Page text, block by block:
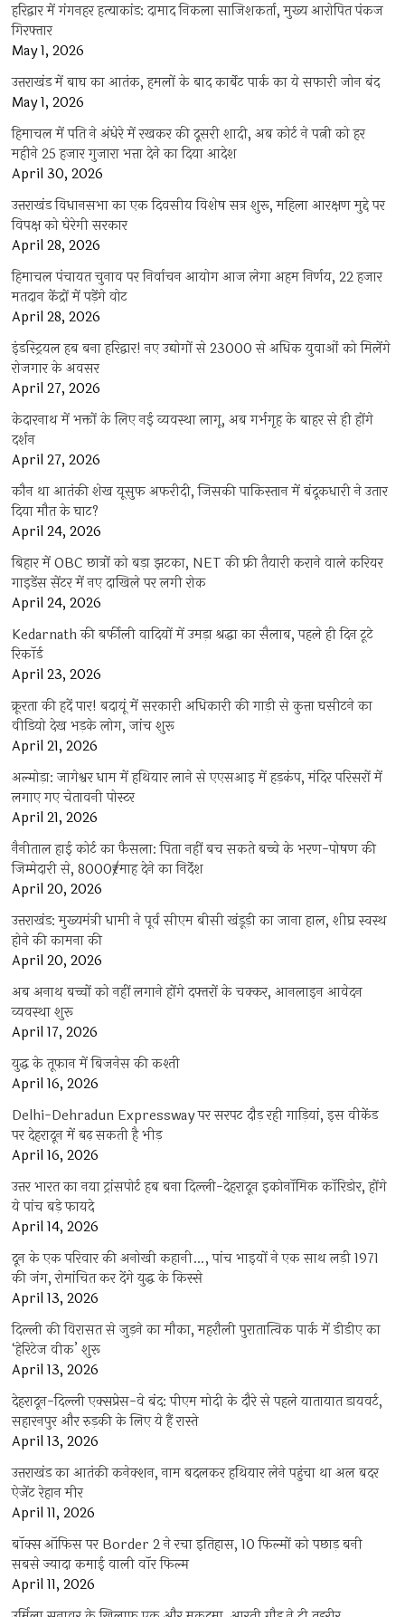
हरिद्वार में गंगनहर हत्याकांड: दामाद निकला साजिशकर्ता, मुख्य आरोपित पंकज
गिरफ्तार
May 1, 2026
उत्तराखंड में बाघ का आतंक, हमलों के बाद कार्बेट पार्क का ये सफारी जोन बंद
May 1, 2026
हिमाचल में पति ने अंधेरे में रखकर की दूसरी शादी, अब कोर्ट ने पत्नी को हर
महीने 25 हजार गुजारा भत्ता देने का दिया आदेश
April 30, 2026
उत्तराखंड विधानसभा का एक दिवसीय विशेष सत्र शुरू, महिला आरक्षण मुद्दे पर
विपक्ष को घेरेगी सरकार
April 28, 2026
हिमाचल पंचायत चुनाव पर निर्वाचन आयोग आज लेगा अहम निर्णय, 22 हजार
मतदान केंद्रों में पड़ेंगे वोट
April 28, 2026
इंडस्ट्रियल हब बना हरिद्वार! नए उद्योगों से 23000 से अधिक युवाओं को मिलेंगे
रोजगार के अवसर
April 27, 2026
केदारनाथ में भक्तों के लिए नई व्यवस्था लागू, अब गर्भगृह के बाहर से ही होंगे
दर्शन
April 27, 2026
कौन था आतंकी शेख यूसुफ अफरीदी, जिसकी पाकिस्तान में बंदूकधारी ने उतार
दिया मौत के घाट?
April 24, 2026
बिहार में OBC छात्रों को बड़ा झटका, NET की फ्री तैयारी कराने वाले करियर
गाइडेंस सेंटर में नए दाखिले पर लगी रोक
April 24, 2026
Kedarnath की बर्फीली वादियों में उमड़ा श्रद्धा का सैलाब, पहले ही दिन टूटे
रिकॉर्ड
April 23, 2026
क्रूरता की हदें पार! बदायूं में सरकारी अधिकारी की गाड़ी से कुत्ता घसीटने का
वीडियो देख भड़के लोग, जांच शुरू
April 21, 2026
अल्मोड़ा: जागेश्वर धाम में हथियार लाने से एएसआइ में हड़कंप, मंदिर परिसरों में
लगाए गए चेतावनी पोस्टर
April 21, 2026
नैनीताल हाई कोर्ट का फैसला: पिता नहीं बच सकते बच्चे के भरण-पोषण की
जिम्मेदारी से, 8000₹/माह देने का निर्देश
April 20, 2026
उत्तराखंड: मुख्यमंत्री धामी ने पूर्व सीएम बीसी खंडूड़ी का जाना हाल, शीघ्र स्वस्थ
होने की कामना की
April 20, 2026
अब अनाथ बच्चों को नहीं लगाने होंगे दफ्तरों के चक्कर, आनलाइन आवेदन
व्यवस्था शुरू
April 17, 2026
युद्ध के तूफान में बिजनेस की कश्ती
April 16, 2026
Delhi-Dehradun Expressway पर सरपट दौड़ रही गाड़ियां, इस वीकेंड
पर देहरादून में बढ़ सकती है भीड़
April 16, 2026
उत्तर भारत का नया ट्रांसपोर्ट हब बना दिल्ली-देहरादून इकोनॉमिक कॉरिडोर, होंगे
ये पांच बड़े फायदे
April 14, 2026
दून के एक परिवार की अनोखी कहानी…, पांच भाइयों ने एक साथ लड़ी 1971
की जंग, रोमांचित कर देंगे युद्ध के किस्से
April 13, 2026
दिल्ली की विरासत से जुड़ने का मौका, महरौली पुरातात्विक पार्क में डीडीए का
‘हेरिटेज वीक’ शुरू
April 13, 2026
देहरादून-दिल्ली एक्सप्रेस-वे बंद: पीएम मोदी के दौरे से पहले यातायात डायवर्ट,
सहारनपुर और रुड़की के लिए ये हैं रास्ते
April 13, 2026
उत्तराखंड का आतंकी कनेक्शन, नाम बदलकर हथियार लेने पहुंचा था अल बदर
ऐजेंट रेहान मीर
April 11, 2026
बॉक्स ऑफिस पर Border 2 ने रचा इतिहास, 10 फिल्मों को पछाड़ बनी
सबसे ज्यादा कमाई वाली वॉर फिल्म
April 11, 2026